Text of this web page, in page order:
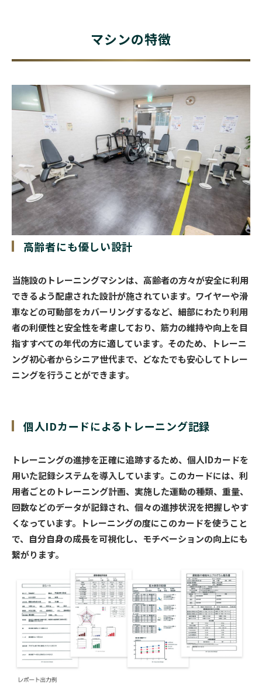
マシンの特徴
高齢者にも優しい設計
当施設のトレーニングマシンは、高齢者の方々が安全に利用
できるよう配慮された設計が施されています。ワイヤーや滑
車などの可動部をカバーリングするなど、細部にわたり利用
者の利便性と安全性を考慮しており、筋力の維持や向上を目
指すすべての年代の方に適しています。そのため、トレーニ
ング初心者からシニア世代まで、どなたでも安心してトレー
ニングを行うことができます。
個人IDカードによる トレーニング記録
トレーニングの進捗を正確に追跡するため、個人IDカードを
用いた記録システムを導入しています。このカードには、利
用者ごとのトレーニング計画、実施した運動の種類、重量、
回数などのデータが記録され、個々の進捗状況を把握しやす
くなっています。トレーニングの度にこのカードを使うこと
で、自分自身の成長を可視化し、モチベーションの向上にも
繋がります。